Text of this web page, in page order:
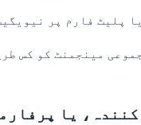
پلیٹ فارم پر
مینجمنٹ کو کس
یا